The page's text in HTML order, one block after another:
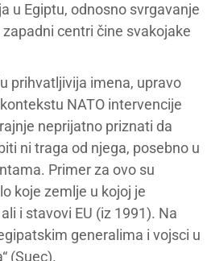
u Egiptu, odnosno svrgavanje
centri čine svakojake
prihvatljivija imena, upravo
NATO intervencije
neprijatno priznati da
ni traga od njega, posebno u
Primer za ovo su
koje zemlje u kojoj je
i stavovi EU (iz 1991). Na
generalima i vojsci u
(Suec).